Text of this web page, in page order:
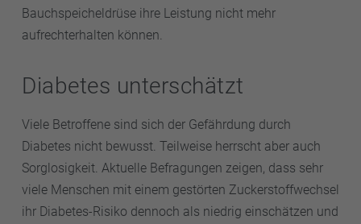
Bauchspeicheldrüse ihre Leistung nicht mehr
aufrechterhalten können.
Diabetes unterschätzt
Viele Betroffene sind sich der Gefährdung durch
Diabetes nicht bewusst. Teilweise herrscht aber auch
Sorglosigkeit. Aktuelle Befragungen zeigen, dass sehr
viele Menschen mit einem gestörten Zuckerstoffwechsel
ihr Diabetes-Risiko dennoch als niedrig einschätzen und